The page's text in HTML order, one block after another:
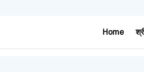
Home